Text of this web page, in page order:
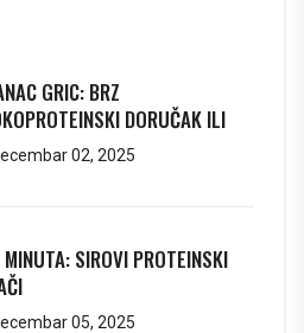
GRIC: BRZ
DORUČAK ILI
02, 2025
SIROVI PROTEINSKI
05, 2025